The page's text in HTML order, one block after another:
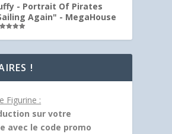
- Portrait Of Pirates
Again" - MegaHouse
!
Figurine :
sur votre
avec le code promo